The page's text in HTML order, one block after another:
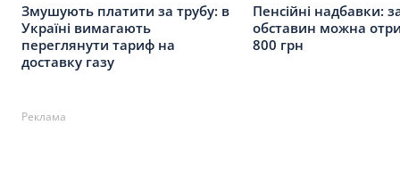
Змушують платити за трубу: в
Україні вимагають
переглянути тариф на
доставку газу
Пенсійні надбавки:
обставин можна
800 грн
Реклама